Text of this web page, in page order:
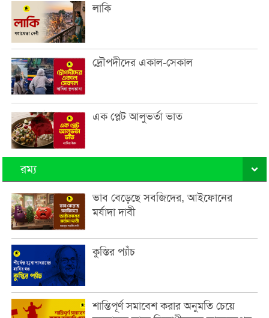
লাকি
দ্রৌপদীদের একাল-সেকাল
এক প্লেট আলুভর্তা ভাত
রম্য
ভাব বেড়েছে সবজিদের, আইফোনের
মর্যাদা দাবী
কুস্তির প্যাঁচ
শান্তিপূর্ণ সমাবেশ করার অনুমতি চেয়ে